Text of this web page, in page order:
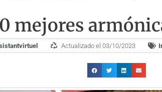
mejores
Actualizado el 03/10/2023